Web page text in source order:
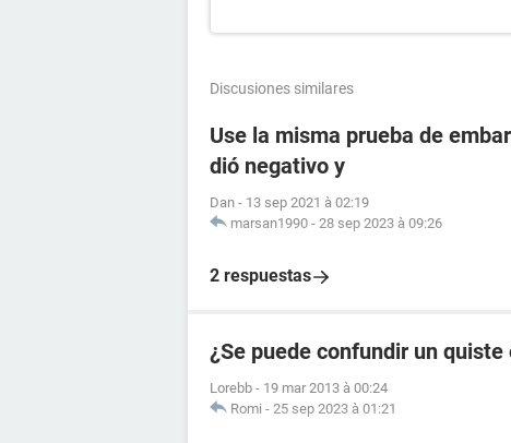
Discusiones similares
Use la misma prueba de
dió negativo y
Dan - 13 sep 2021 à 02:19
marsan1990 - 28 sep 2023 à 09:26
2 respuestas
¿Se puede confundir un
Lorebb - 19 mar 2013 à 00:24
Romi - 25 sep 2023 à 01:21